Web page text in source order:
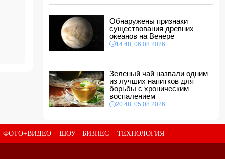
Во Флориде мужчина поймал 96 питонов и
выиграл 10 тысяч долларов
11:24, 07.08.2026
Том Холланд и Зендея тайно поженились
11:22, 07.08.2026
Обнаружены признаки
существования древних
океанов на Венере
14:48, 06.08.2026
Зеленый чай назвали одним
из лучших напитков для
борьбы с хроническим
воспалением
20:48, 05.08.2026
ФОТО+ВИДЕО ШОУ - БИЗНЕС ТЕХНОЛОГИЯ